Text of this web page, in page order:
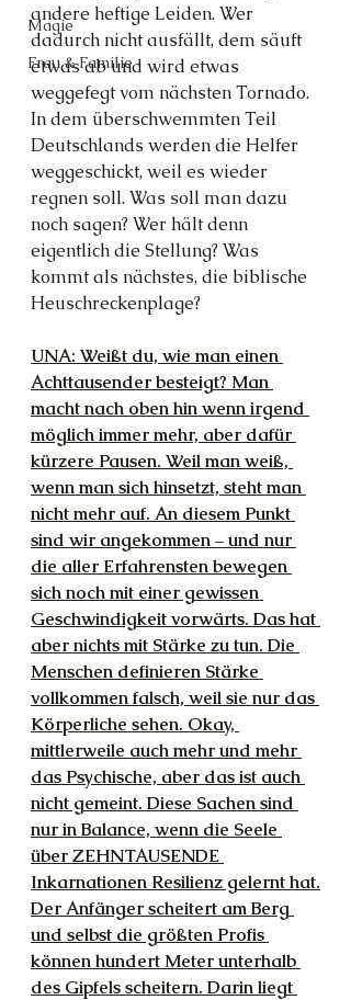
Magie
Frau & Familie
andere heftige Leiden. Wer
dadurch nicht ausfällt, dem säuft
etwas ab und wird etwas
weggefegt vom nächsten Tornado.
In dem überschwemmten Teil
Deutschlands werden die Helfer
weggeschickt, weil es wieder
regnen soll. Was soll man dazu
noch sagen? Wer hält denn
eigentlich die Stellung? Was
kommt als nächstes, die biblische
Heuschreckenplage?
UNA: Weißt du, wie man einen
Achttausender besteigt? Man
macht nach oben hin wenn irgend
möglich immer mehr, aber dafür
kürzere Pausen. Weil man weiß,
wenn man sich hinsetzt, steht man
nicht mehr auf. An diesem Punkt
sind wir angekommen – und nur
die aller Erfahrensten bewegen
sich noch mit einer gewissen
Geschwindigkeit vorwärts. Das hat
aber nichts mit Stärke zu tun. Die
Menschen definieren Stärke
vollkommen falsch, weil sie nur das
Körperliche sehen. Okay,
mittlerweile auch mehr und mehr
das Psychische, aber das ist auch
nicht gemeint. Diese Sachen sind
nur in Balance, wenn die Seele
über ZEHNTAUSENDE
Inkarnationen Resilienz gelernt hat.
Der Anfänger scheitert am Berg
und selbst die größten Profis
können hundert Meter unterhalb
des Gipfels scheitern. Darin liegt